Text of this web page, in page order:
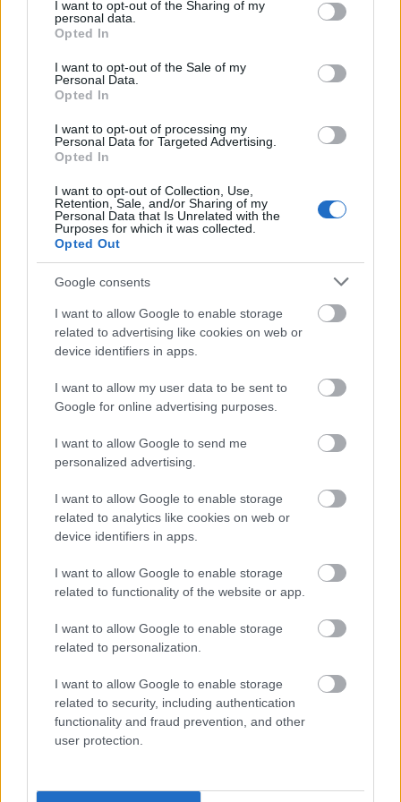
not limited to your visit or usage behaviour. You may click to
grant or deny consent to Google and its third-party tags to
use your data for below specified purposes in below Google
consent section.
I want to opt-out of the Sharing of my
personal data.
Opted In
I want to opt-out of the Sale of my
Personal Data.
Opted In
I want to opt-out of processing my
Personal Data for Targeted Advertising.
Opted In
I want to opt-out of Collection, Use,
Retention, Sale, and/or Sharing of my
Personal Data that Is Unrelated with the
Purposes for which it was collected.
Opted Out
Google consents
I want to allow Google to enable storage
related to advertising like cookies on web or
device identifiers in apps.
I want to allow my user data to be sent to
Google for online advertising purposes.
I want to allow Google to send me
personalized advertising.
I want to allow Google to enable storage
related to analytics like cookies on web or
device identifiers in apps.
I want to allow Google to enable storage
related to functionality of the website or app.
I want to allow Google to enable storage
related to personalization.
I want to allow Google to enable storage
related to security, including authentication
functionality and fraud prevention, and other
user protection.
A Manic Street Preachers harmadik nagylemeze
1994. augusztus 29-én jelent meg, egy napon a
Definitely Maybe-vel, és mialatt a populista
proletárrock keresztbe-kasul letarolta az országot, a
nacionalizmusról és neofasizmusról,
halálbüntetésről, anorexiáról, holokausztról, Tipper
Zsirinovszkijról, Le Penről, Milosevicsről, Pol Potról,
Kate Mossról, Twiggy-ről, Sylvia Plath-ról, Harold
Pinterről, Sigmund Rascherről, Winston Churchillről,
rothadó húsról és hatmillió sikoltozó lélekről, az
emberiség minden mocskáról és hányadékáról, de
mindezek fölött önundorról, öngyűlöletről,
önsebzésről prédikálóSzent Bibliagótikus
posztpunkja négy hét után eltűnt a brit
„Katasztrófa volt”
, mondta később a
zenekar A&R menedzsere.„Nem hiszem, hogy Richey
helyzete segítette volna az eladásokat. Úgy gondolom,
történt, az megrendítő volt, és vonzotta a közönséget a
Nirvanához. Abban, amit Richey tett magával, nem volt
semmi költői vagy romantikus. Mentális betegség volt,
elmebaj.”Bár jó kritikákat kapott, a sajtó figyelme